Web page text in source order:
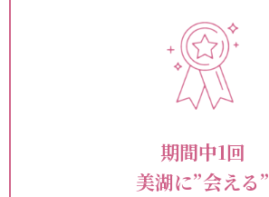
期間中1回
美湖に”会える”